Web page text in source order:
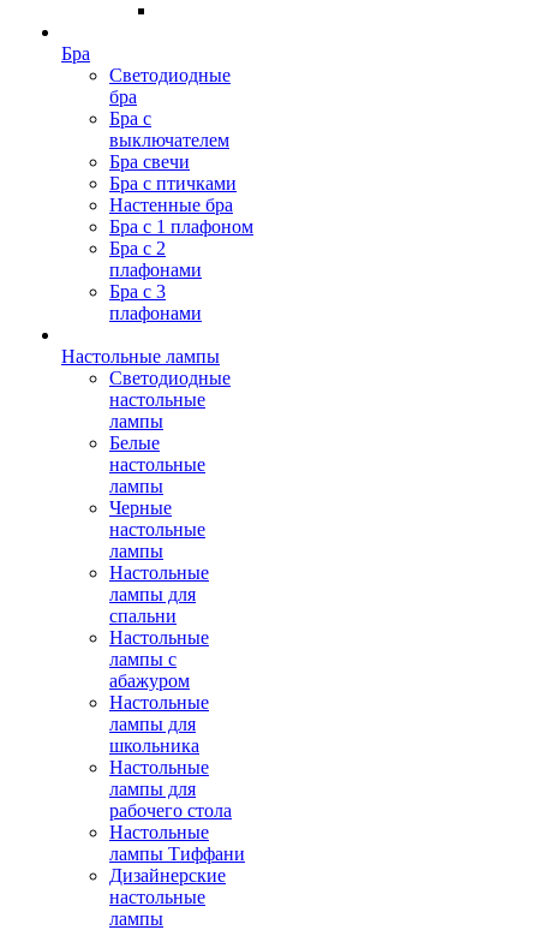
Бра
Светодиодные
бра
Бра с
выключателем
Бра свечи
Бра с птичками
Настенные бра
Бра с 1 плафоном
Бра с 2
плафонами
Бра с 3
плафонами
Настольные лампы
Светодиодные
настольные
лампы
Белые
настольные
лампы
Черные
настольные
лампы
Настольные
лампы для
спальни
Настольные
лампы с
абажуром
Настольные
лампы для
школьника
Настольные
лампы для
рабочего стола
Настольные
лампы Тиффани
Дизайнерские
настольные
лампы